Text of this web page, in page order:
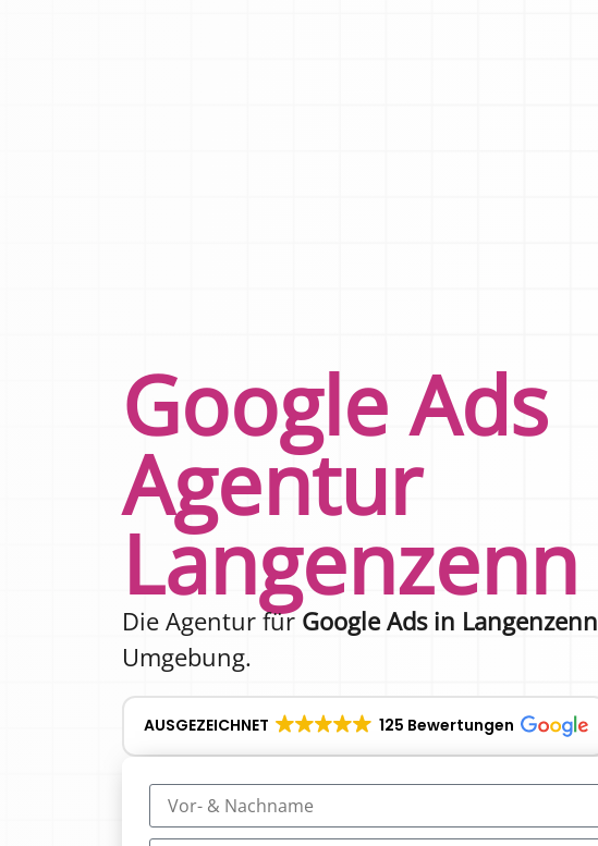
Google Ads
Agentur
Langenzenn
Die Agentur fürGoogle Ads in Langenzenn
Umgebung.
AUSGEZEICHNET 125 Bewertungen